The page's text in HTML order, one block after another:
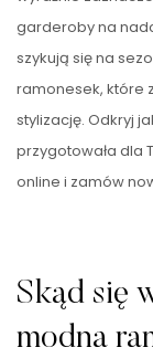
garderoby na
szykują się na
ramonesek, które
stylizację. Odkryj
przygotowała dla
online i zamów
Skąd się
modna